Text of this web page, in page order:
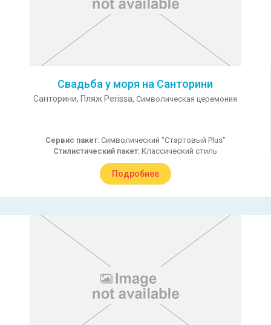
Свадьба у моря на Санторини
Санторини, Пляж Perissa, Символическая церемония
Сервис пакет: Символический "Стартовый Plus"
Стилистический пакет: Классический стиль
Подробнее